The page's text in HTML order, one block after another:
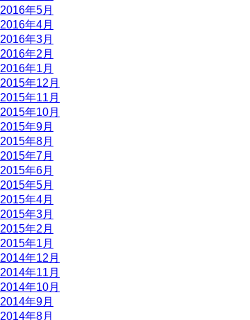
2016年5月
2016年4月
2016年3月
2016年2月
2016年1月
2015年12月
2015年11月
2015年10月
2015年9月
2015年8月
2015年7月
2015年6月
2015年5月
2015年4月
2015年3月
2015年2月
2015年1月
2014年12月
2014年11月
2014年10月
2014年9月
2014年8月